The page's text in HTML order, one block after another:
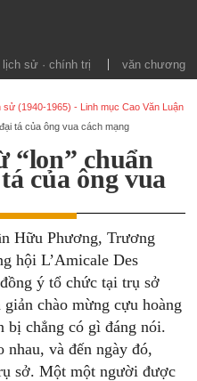
lịch sử · chính trị văn chương
sử (1940-1965) - Linh mục Cao Văn Luận
tá của ông vua cách mạng
“lon” chuẩn
của ông vua
Hữu Phương, Trương
hội L’Amicale Des
ý tổ chức tại trụ sở
chào mừng cựu hoàng
bị chẳng có gì đáng nói.
và đến ngày đó,
sở. Một một người được